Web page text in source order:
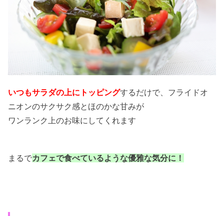
いつもサラダの上にトッピングするだけで、フライドオ
ニオンのサクサク感とほのかな甘みが
ワンランク上のお味にしてくれます
まるでカフェで食べているような優雅な気分に！